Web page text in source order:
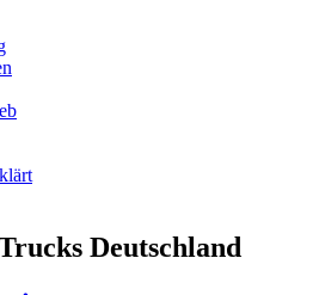
Deutschland